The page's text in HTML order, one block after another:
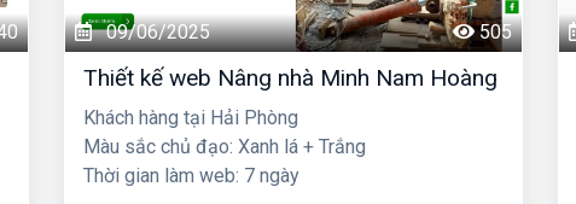
09/06/2025 505
Thiết kế web Nâng nhà Minh Nam Hoàng
Khách hàng tại Hải Phòng
Màu sắc chủ đạo: Xanh lá + Trắng
Thời gian làm web: 7 ngày